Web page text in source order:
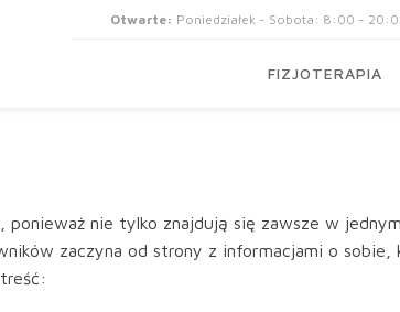
Otwarte: Poniedziałek - Sobota: 8:00 -
FIZJOTERAPIA
ponieważ nie tylko znajdują się zawsze w
zaczyna od strony z informacjami o sobie,